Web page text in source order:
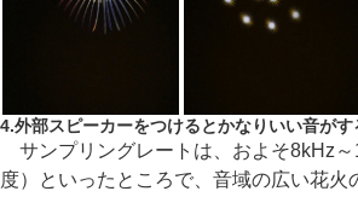
4.外部スピーカーをつけるとかなりいい音がす
サンプリングレートは、およそ8kHz～
度）といったところで、音域の広い花火